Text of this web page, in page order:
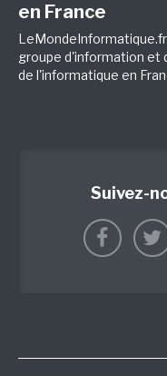
en France
groupe d'information et
de l'informatique en
Suivez-